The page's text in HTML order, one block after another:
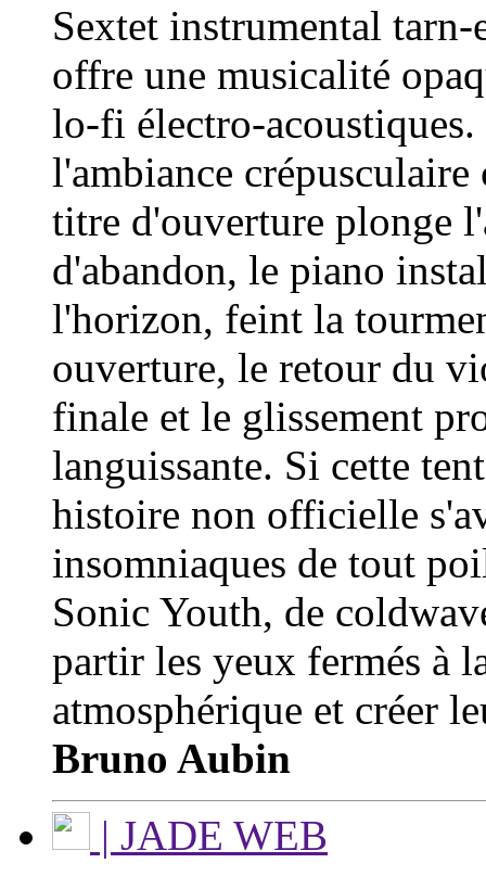
Sextet instrumental
offre une musicalité
lo-fi électro-
l'ambiance
titre d'ouverture plonge
d'abandon, le piano
l'horizon, feint la
ouverture, le retour du
finale et le glissement
languissante. Si cette
histoire non officielle
insomniaques de tout
Sonic Youth, de
partir les yeux fermés à
atmosphérique et créer
Bruno Aubin
| JADE WEB